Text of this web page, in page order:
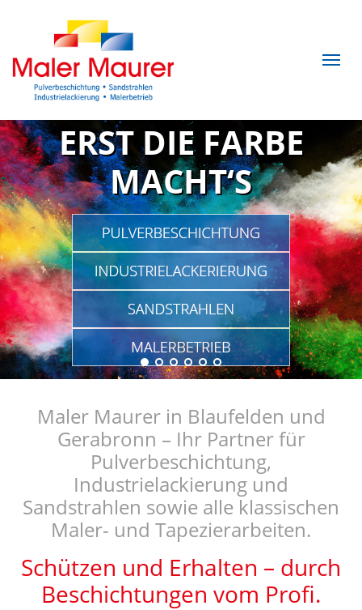
ERST DIE FARBE
MACHT‘S
Maler Maurer in Blaufelden und
Gerabronn – Ihr Partner für
Pulverbeschichtung,
Industrielackierung und
Sandstrahlen sowie alle klassischen
Maler- und Tapezierarbeiten.
Schützen und Erhalten – durch
Beschichtungen vom Profi.